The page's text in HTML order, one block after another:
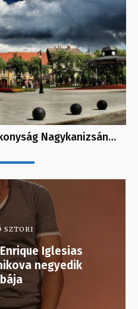
Nagykanizsán…
SZTORI
Iglesias
negyedik